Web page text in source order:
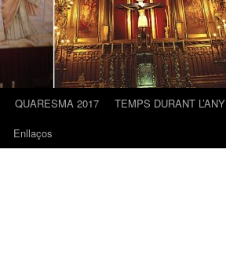
QUARESMA 2017 TEMPS DURANT L’ANY
Enllaços